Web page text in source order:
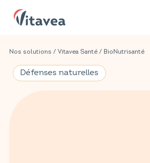
Nos solutions / Vitavea Santé / BioNutrisanté
Défenses naturelles